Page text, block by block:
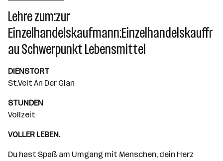
Wiener Neudorf
Lehre zum:zur
Einzelhandelskaufmann:Einzelhandelskauffr
au Schwerpunkt Lebensmittel
DIENSTORT
St.Veit An Der Glan
STUNDEN
Vollzeit
VOLLER LEBEN.
Du hast Spaß am Umgang mit Menschen, dein Herz